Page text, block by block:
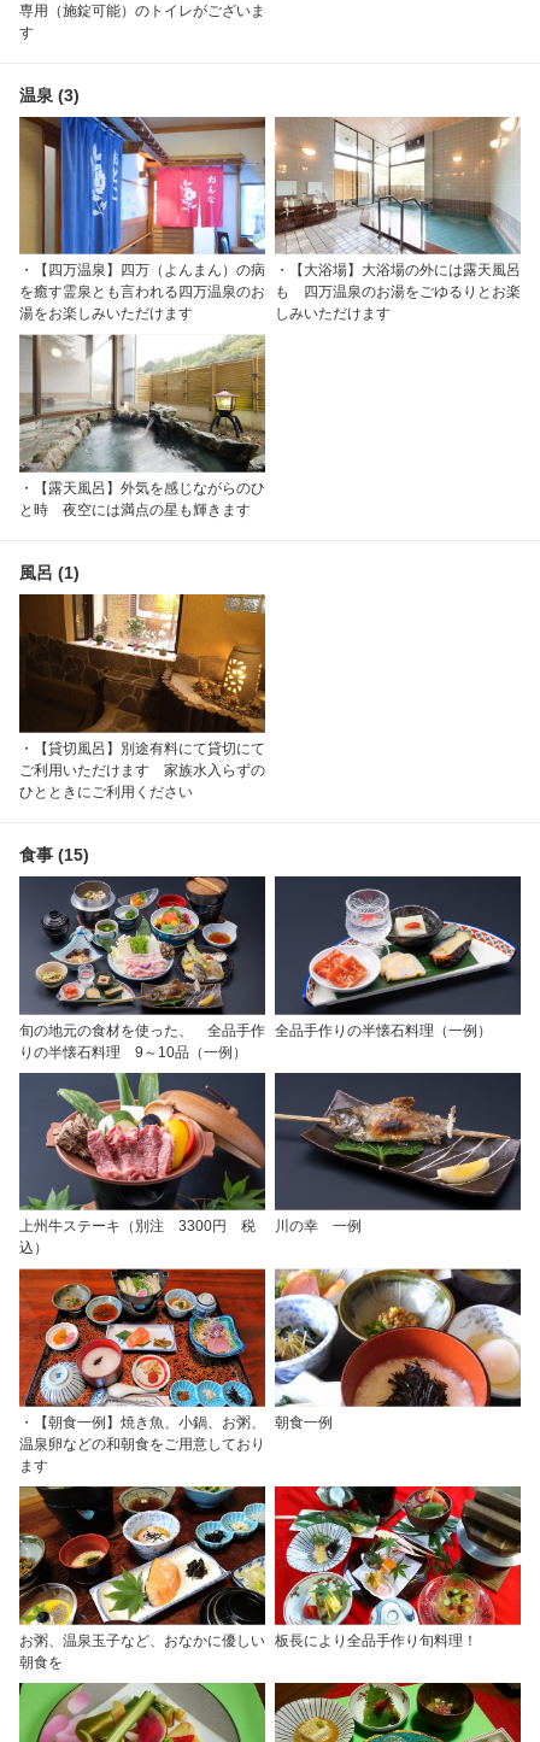
専用（施錠可能）のトイレがございま
す
温泉 (3)
・【四万温泉】四万（よんまん）の病
を癒す霊泉とも言われる四万温泉のお
湯をお楽しみいただけます
・【大浴場】大浴場の外には露天風呂
も 四万温泉のお湯をごゆるりとお楽
しみいただけます
・【露天風呂】外気を感じながらのひ
と時 夜空には満点の星も輝きます
風呂 (1)
・【貸切風呂】別途有料にて貸切にて
ご利用いただけます 家族水入らずの
ひとときにご利用ください
食事 (15)
旬の地元の食材を使った、 全品手作
りの半懐石料理 9～10品（一例）
全品手作りの半懐石料理（一例）
上州牛ステーキ（別注 3300円 税
込）
川の幸 一例
・【朝食一例】焼き魚、小鍋、お粥、
温泉卵などの和朝食をご用意しており
ます
朝食一例
お粥、温泉玉子など、おなかに優しい
朝食を
板長により全品手作り旬料理！